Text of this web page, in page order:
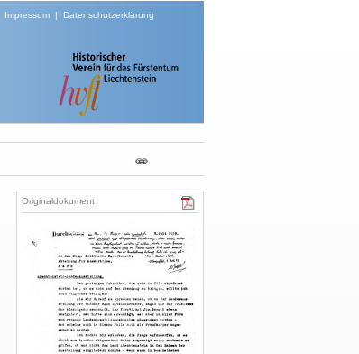
Impressum| Datenschutzerklärung
Originaldokument